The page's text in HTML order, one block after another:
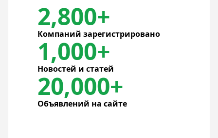
2,800+
Компаний зарегистрировано
1,000+
Новостей и статей
20,000+
Объявлений на сайте